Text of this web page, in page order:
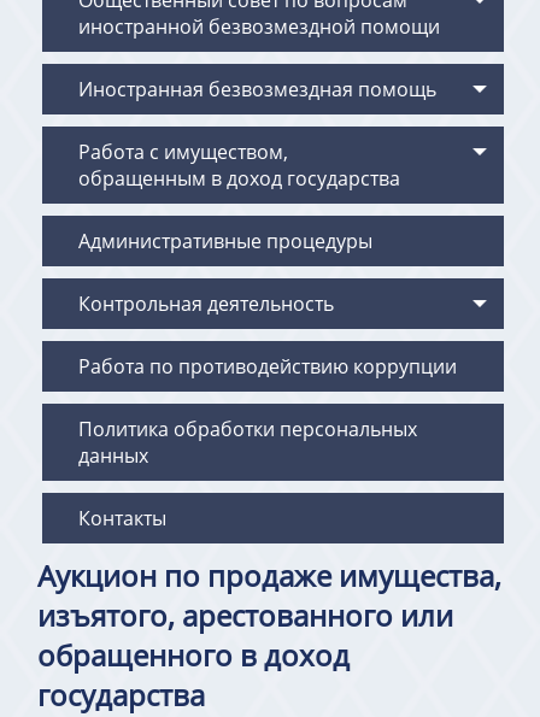
иностранной безвозмездной помощи
Иностранная безвозмездная помощь
Работа с имуществом,
обращенным в доход государства
Административные процедуры
Контрольная деятельность
Работа по противодействию коррупции
Политика обработки персональных
данных
Контакты
Аукцион по продаже имущества,
изъятого, арестованного или
обращенного в доход
государства